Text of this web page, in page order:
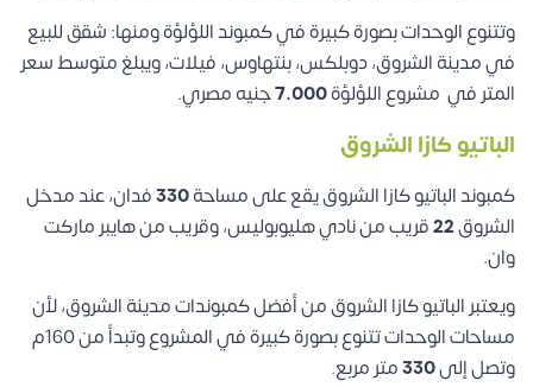
وتتنوع الوحدات بصورة كبيرة في كمبوند اللؤلؤة ومنها: شقق للبيع
في مدينة الشروق، دوبلكس، بنتهاوس، فيلات، ويبلغ متوسط سعر
المتر في مشروع اللؤلؤة7.000جنيه مصري.
الباتيو كازا الشروق
كمبوند الباتيو كازا الشروق يقع على مساحة330فدان، عند مدخل
الشروق22قريب من نادي هليوبوليس، وقريب من هايبر ماركت
وان.
ويعتبر الباتيو كازا الشروق من أفضل كمبوندات مدينة الشروق، لأن
مساحات الوحدات تتنوع بصورة كبيرة في المشروع وتبدأ من 160م
وتصل إلى330متر مربع.